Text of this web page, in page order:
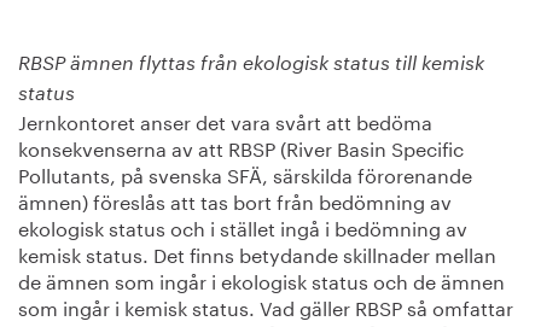
RBSP ämnen flyttas från ekologisk status till kemisk
status
Jernkontoret anser det vara svårt att bedöma
konsekvenserna av att RBSP (River Basin Specific
Pollutants, på svenska SFÄ, särskilda förorenande
ämnen) föreslås att tas bort från bedömning av
ekologisk status och i stället ingå i bedömning av
kemisk status. Det finns betydande skillnader mellan
de ämnen som ingår i ekologisk status och de ämnen
som ingår i kemisk status. Vad gäller RBSP så omfattar